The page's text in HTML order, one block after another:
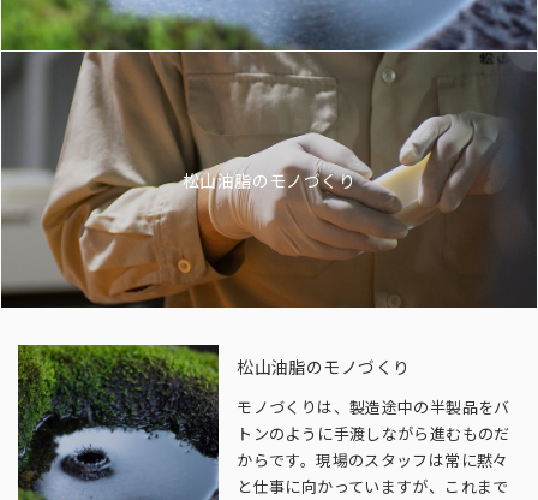
松山油脂のモノづくり
松山油脂のモノづくり
モノづくりは、製造途中の半製品をバ
トンのように手渡しながら進むものだ
からです。現場のスタッフは常に黙々
と仕事に向かっていますが、これまで